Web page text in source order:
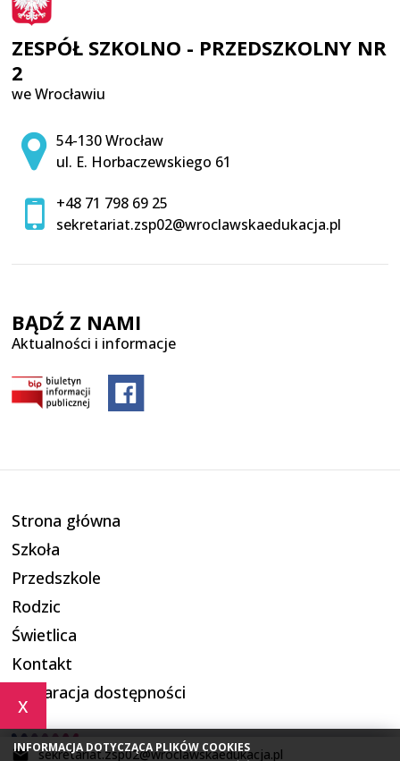
x
INFORMACJA DOTYCZĄCA PLIKÓW COOKIES
sekretariat.zsp02@wroclawskaedukacja.pl
ZESPÓŁ SZKOLNO - PRZEDSZKOLNY NR
2
we Wrocławiu
Adres pocztowy:
54-130 Wrocław
ul. E. Horbaczewskiego 61
+48 71 798 69 25
sekretariat.zsp02@wroclawskaedukacja.pl
BĄDŹ Z NAMI
Aktualności i informacje
Strona główna
Szkoła
Przedszkole
Rodzic
Świetlica
Kontakt
Deklaracja dostępności